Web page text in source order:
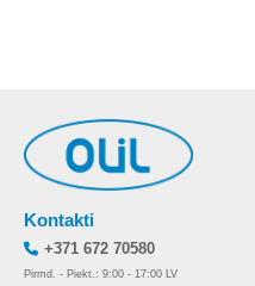
Kontakti
+371 672 70580
Pirmd. - Piekt.: 9:00 - 17:00 LV